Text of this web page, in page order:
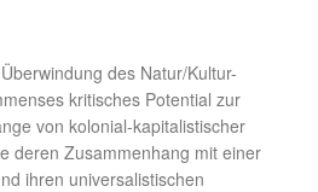
des Natur/Kultur-
kritisches Potential zur
von kolonial-kapitalistischer
deren Zusammenhang mit einer
ihren universalistischen